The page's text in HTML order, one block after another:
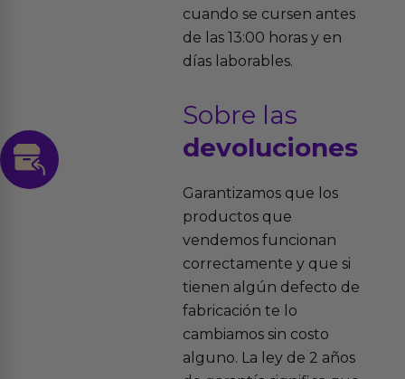
cuando se cursen antes
de las 13:00 horas y en
días laborables.
Sobre las
devoluciones
Garantizamos que los
productos que
vendemos funcionan
correctamente y que si
tienen algún defecto de
fabricación te lo
cambiamos sin costo
alguno. La ley de 2 años